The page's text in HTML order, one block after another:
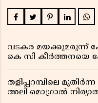
വടകര മയക്കുമരുന്ന്
കെ സി കീർത്തനയെ
തളിപ്പറമ്പിലെ
അലി മൊഗ്രാൽ